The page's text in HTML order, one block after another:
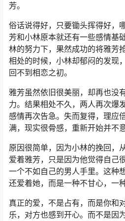
芳。
俗话说得好，只要锄头挥得好，
芳和小林原本就还有一些感情基
林的努力下，果然成功的将雅芳
相处的时候，小林却郁闷的发现
回不到相恋之初。
雅芳虽然依旧很美丽，却再也没
力。结果相处不久，两人再次爆
感情再次告急。失而复得，理应
满，现实很骨感，重新开始并不
原因很简单，因为小林的挽回，
爱着雅芳，只是因为他觉得自己
一个不如自己的男人手里。这种
还爱着她，而是一种不甘心，一
真正的爱，不是占有，而是你和
乐，对方也感到开心。而不是因